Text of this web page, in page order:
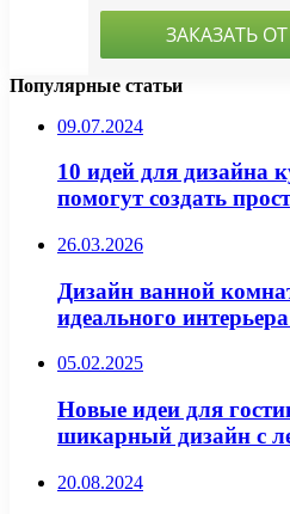
Популярные статьи
09.07.2024
10 идей для дизайна
помогут создать
26.03.2026
Дизайн ванной
идеального
05.02.2025
Новые идеи для
шикарный дизайн с
20.08.2024